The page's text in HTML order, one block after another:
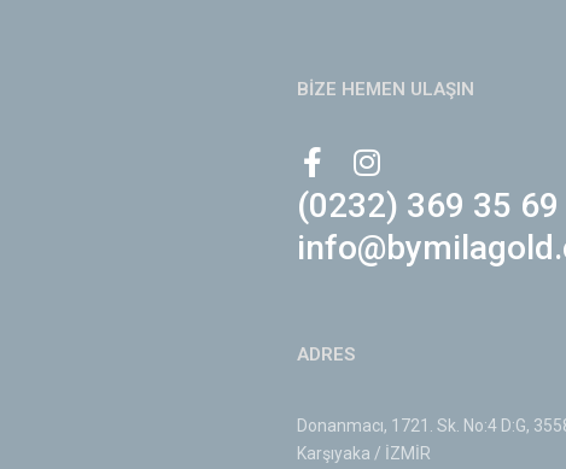
BİZE HEMEN ULAŞIN
(0232) 369 35 69
ADRES
Donanmacı, 1721. Sk. No:4 D:G,
Karşıyaka / İZMİR